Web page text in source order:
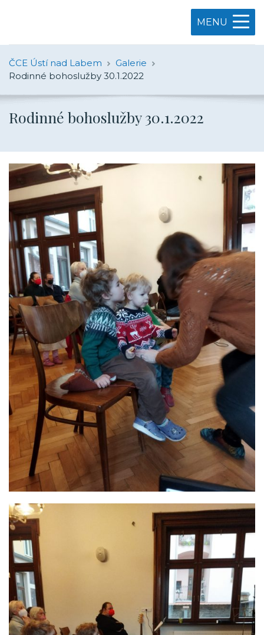
MENU
ČCE Ústí nad Labem
Galerie
Rodinné bohoslužby 30.1.2022
Rodinné bohoslužby 30.1.2022